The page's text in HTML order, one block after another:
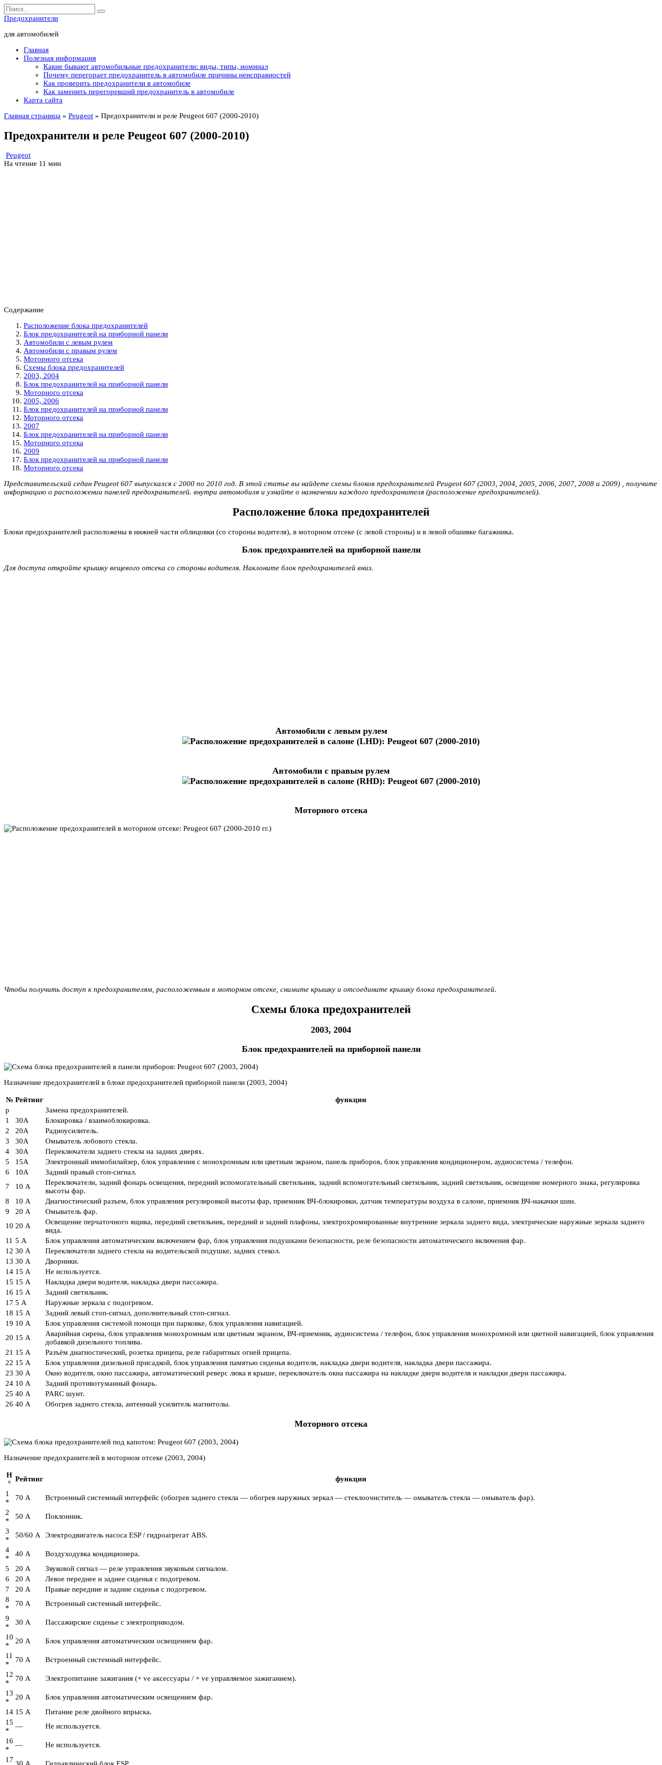
Перейти
к
содержанию
Search
for:
Предохранители
для автомобилей
Главная
Полезная информация
Какие бывают автомобильные предохранители: виды, типы, номинал
Почему перегорает предохранитель в автомобиле причины неисправностей
Как проверить предохранители в автомобиле
Как заменить перегоревший предохранитель в автомобиле
Карта сайта
Главная страница » Peugeot » Предохранители и реле Peugeot 607 (2000-2010)
Предохранители и реле Peugeot 607 (2000-2010)
Peugeot
На чтение 11 мин
Содержание
Расположение блока предохранителей
Блок предохранителей на приборной панели
Автомобили с левым рулем
Автомобили с правым рулем
Моторного отсека
Схемы блока предохранителей
2003, 2004
Блок предохранителей на приборной панели
Моторного отсека
2005, 2006
Блок предохранителей на приборной панели
Моторного отсека
2007
Блок предохранителей на приборной панели
Моторного отсека
2009
Блок предохранителей на приборной панели
Моторного отсека
Представительский седан Peugeot 607 выпускался с 2000 по 2010 год. В этой статье вы найдете схемы блоков предохранителей Peugeot 607 (2003, 2004, 2005, 2006, 2007, 2008 и 2009) , получите
информацию о расположении панелей предохранителей. внутри автомобиля и узнайте о назначении каждого предохранителя (расположение предохранителей).
Расположение блока предохранителей
Блоки предохранителей расположены в нижней части облицовки (со стороны водителя), в моторном отсеке (с левой стороны) и в левой обшивке багажника.
Блок предохранителей на приборной панели
Для доступа откройте крышку вещевого отсека со стороны водителя. Наклоните блок предохранителей вниз.
Автомобили с левым рулем
Автомобили с правым рулем
Моторного отсека
Чтобы получить доступ к предохранителям, расположенным в моторном отсеке, снимите крышку и отсоедините крышку блока предохранителей.
Схемы блока предохранителей
2003, 2004
Блок предохранителей на приборной панели
Назначение предохранителей в блоке предохранителей приборной панели (2003, 2004)
№ Рейтинг
функции
р
Замена предохранителей.
1
30А
Блокировка / взаимоблокировка.
2
20А
Радиоусилитель.
3
30А
Омыватель лобового стекла.
4
30А
Переключатели заднего стекла на задних дверях.
5
15А
Электронный иммобилайзер, блок управления с монохромным или цветным экраном, панель приборов, блок управления кондиционером, аудиосистема / телефон.
6
10А
Задний правый стоп-сигнал.
7
10 А
Переключатели, задний фонарь освещения, передний вспомогательный светильник, задний вспомогательный светильник, задний светильник, освещение номерного знака, регулировка
высоты фар.
8
10 А
Диагностический разъем, блок управления регулировкой высоты фар, приемник ВЧ-блокировки, датчик температуры воздуха в салоне, приемник ВЧ-накачки шин.
9
20 А
Омыватель фар.
10 20 А
Освещение перчаточного ящика, передний светильник, передний и задний плафоны, электрохромированные внутренние зеркала заднего вида, электрические наружные зеркала заднего
вида.
11 5 А
Блок управления автоматическим включением фар, блок управления подушками безопасности, реле безопасности автоматического включения фар.
12 30 А
Переключатели заднего стекла на водительской подушке, задних стекол.
13 30 А
Дворники.
14 15 А
Не используется.
15 15 А
Накладка двери водителя, накладка двери пассажира.
16 15 А
Задний светильник.
17 5 А
Наружные зеркала с подогревом.
18 15 А
Задний левый стоп-сигнал, дополнительный стоп-сигнал.
19 10 А
Блок управления системой помощи при парковке, блок управления навигацией.
20 15 А
Аварийная сирена, блок управления монохромным или цветным экраном, ВЧ-приемник, аудиосистема / телефон, блок управления монохромной или цветной навигацией, блок управления
добавкой дизельного топлива.
21 15 А
Разъём диагностический, розетка прицепа, реле габаритных огней прицепа.
22 15 А
Блок управления дизельной присадкой, блок управления памятью сиденья водителя, накладка двери водителя, накладка двери пассажира.
23 30 А
Окно водителя, окно пассажира, автоматический реверс люка в крыше, переключатель окна пассажира на накладке двери водителя и накладки двери пассажира.
24 10 А
Задний противотуманный фонарь.
25 40 А
PARC шунт.
26 40 А Обогрев заднего стекла, антенный усилитель магнитолы.
Моторного отсека
Назначение предохранителей в моторном отсеке (2003, 2004)
Н
°
Рейтинг
функции
1
*
70 А
Встроенный системный интерфейс (обогрев заднего стекла — обогрев наружных зеркал — стеклоочиститель — омыватель стекла — омыватель фар).
2
*
50 А
Поклонник.
3
*
50/60 А
Электродвигатель насоса ESP / гидроагрегат ABS.
4
*
40 А
Воздуходувка кондиционера.
5
20 А
Звуковой сигнал — реле управления звуковым сигналом.
6
20 А
Левое переднее и заднее сиденья с подогревом.
7
20 А
Правые передние и задние сиденья с подогревом.
8
*
70 А
Встроенный системный интерфейс.
9
*
30 А
Пассажирское сиденье с электроприводом.
10
*
20 А
Блок управления автоматическим освещением фар.
11
*
70 А
Встроенный системный интерфейс.
12
*
70 А
Электропитание зажигания (+ ve аксессуары / + ve управляемое зажиганием).
13
*
20 А
Блок управления автоматическим освещением фар.
14 15 А
Питание реле двойного впрыска.
15
*
—
Не используется.
16
*
—
Не используется.
17 30 А Гидравлический блок ESP.